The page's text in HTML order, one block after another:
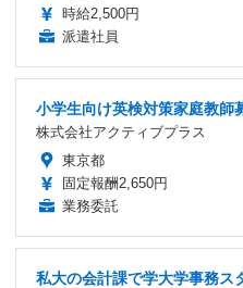
時給2,500円
派遣社員
小学生向け英検対策家庭教師
株式会社アクティブプラス
東京都
固定報酬2,650円
業務委託
私大の会計課で学大学事務ス